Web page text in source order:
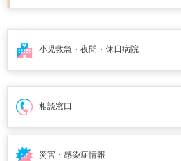
小児救急・夜間・ 休日病院
相談窓口
災害・感染症情報